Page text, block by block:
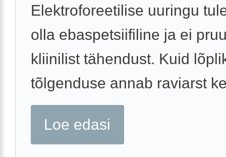
Elektroforeetilise uuringu
olla ebaspetsiifiline ja ei
kliinilist tähendust. Kuid
tõlgenduse annab raviarst
Loe edasi